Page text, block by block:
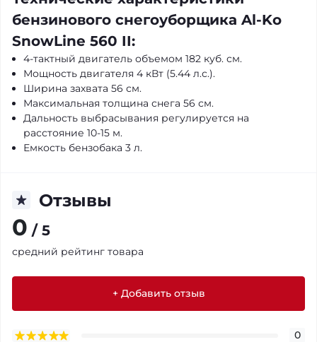
бензинового снегоуборщика Al-Ko
SnowLine 560 II:
4-тактный двигатель объемом 182 куб. см.
Мощность двигателя 4 кВт (5.44 л.с.).
Ширина захвата 56 см.
Максимальная толщина снега 56 см.
Дальность выбрасывания регулируется на
расстояние 10-15 м.
Емкость бензобака 3 л.
Отзывы
0 / 5
средний рейтинг товара
+ Добавить отзыв
0